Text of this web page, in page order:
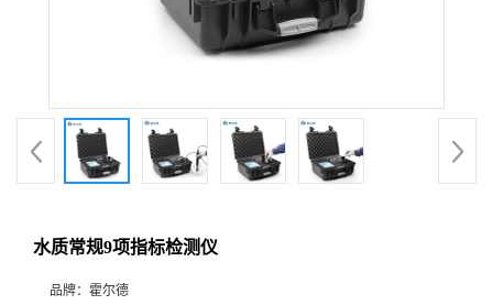
水质常规9项指标检测仪
品牌： 霍尔德